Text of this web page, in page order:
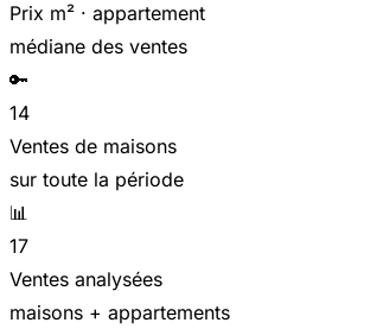
Prix m² · appartement
médiane des ventes
🔑
14
Ventes de maisons
sur toute la période
📊
17
Ventes analysées
maisons + appartements